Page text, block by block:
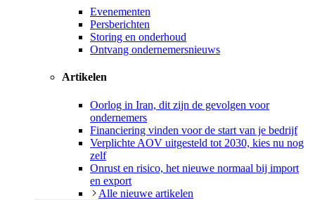
Evenementen
Persberichten
Storing en onderhoud
Ontvang ondernemersnieuws
Artikelen
Oorlog in Iran, dit zijn de gevolgen voor
ondernemers
Financiering vinden voor de start van je bedrijf
Verplichte AOV uitgesteld tot 2030, kies nu nog
zelf
Onrust en risico, het nieuwe normaal bij import
en export
Alle nieuwe artikelen